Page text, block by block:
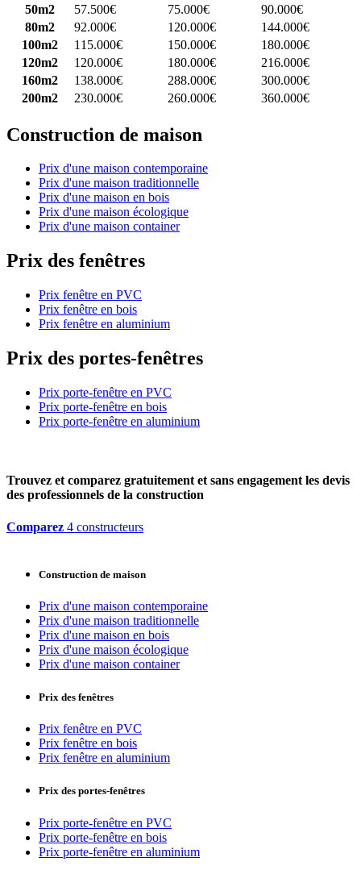
50m2
57.500€ 75.000€
90.000€
80m2
92.000€ 120.000€
144.000€
100m2
115.000€ 150.000€
180.000€
120m2
120.000€ 180.000€
216.000€
160m2
138.000€ 288.000€
300.000€
200m2
230.000€ 260.000€ 360.000€
Construction de maison
Prix d'une maison contemporaine
Prix d'une maison traditionnelle
Prix d'une maison en bois
Prix d'une maison écologique
Prix d'une maison container
Prix des fenêtres
Prix fenêtre en PVC
Prix fenêtre en bois
Prix fenêtre en aluminium
Prix des portes-fenêtres
Prix porte-fenêtre en PVC
Prix porte-fenêtre en bois
Prix porte-fenêtre en aluminium
Trouvez et comparez gratuitement et sans engagement les devis
des professionnels de la construction
Comparez 4 constructeurs
Construction de maison
Prix d'une maison contemporaine
Prix d'une maison traditionnelle
Prix d'une maison en bois
Prix d'une maison écologique
Prix d'une maison container
Prix des fenêtres
Prix fenêtre en PVC
Prix fenêtre en bois
Prix fenêtre en aluminium
Prix des portes-fenêtres
Prix porte-fenêtre en PVC
Prix porte-fenêtre en bois
Prix porte-fenêtre en aluminium